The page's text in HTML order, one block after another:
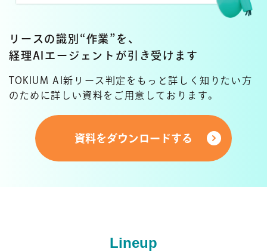
リースの識別 “作業 ” を、
経理AIエージェントが引き受けます
TOKIUM AI新リース判定をもっと詳しく知りたい方
のために詳しい資料をご用意しております。
資料をダウンロードする
Lineup